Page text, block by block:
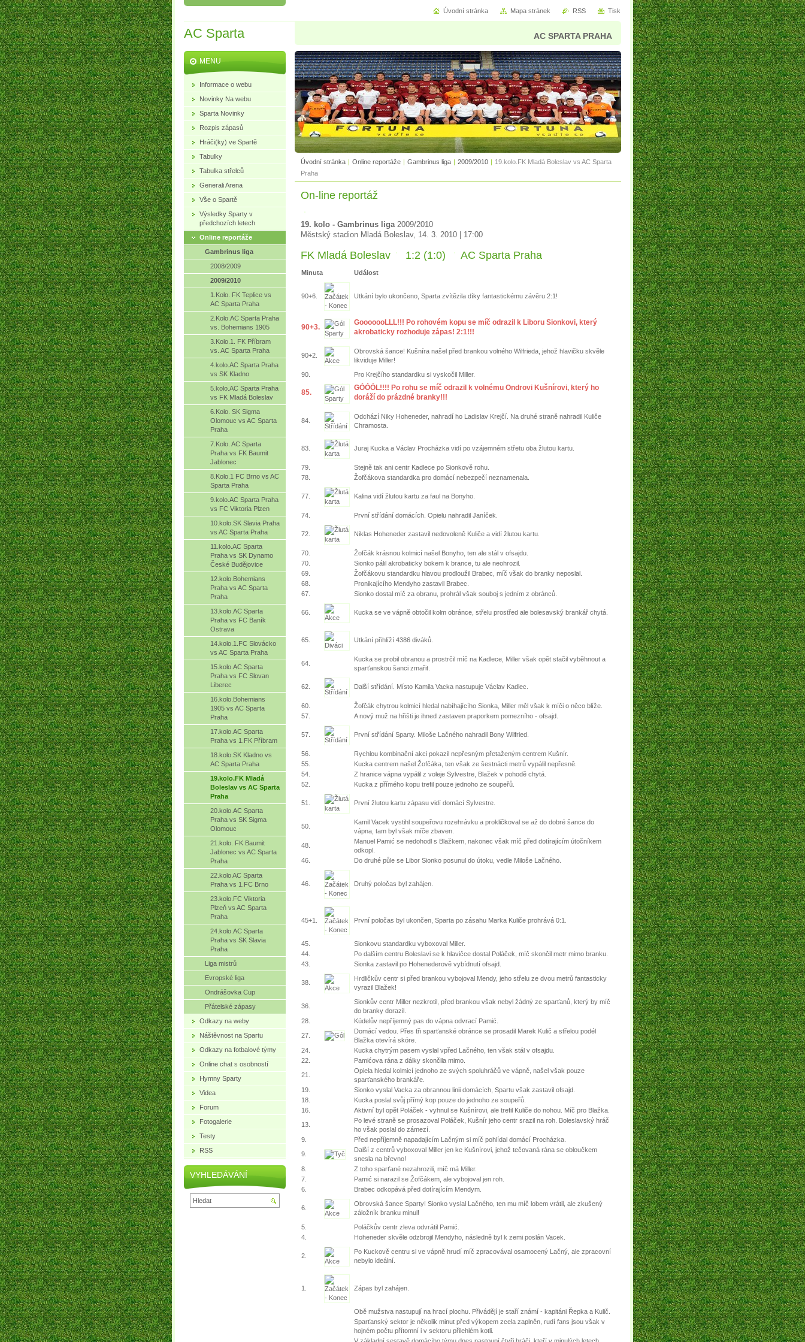
AC Sparta AC SPARTA PRAHA
Úvodní stránka | Online reportáže | Gambrinus liga | 2009/2010 | 19.kolo.FK Mladá Boleslav vs AC Sparta
Praha
On-line reportáž
19. kolo - Gambrinus liga 2009/2010
Městský stadion Mladá Boleslav, 14. 3. 2010 | 17:00
FK Mladá Boleslav 1:2 (1:0) AC Sparta Praha
Minuta Událost
90+6. Utkání bylo ukončeno, Sparta zvítězila díky fantastickému závěru 2:1!
90+3.
GooooooLLL!!! Po rohovém kopu se míč odrazil k Liboru Sionkovi, který
akrobaticky rozhoduje zápas! 2:1!!!
90+2.
Obrovská šance! Kušníra našel před brankou volného Wilfrieda, jehož hlavičku skvěle
likviduje Miller!
90.
Pro Krejčího standardku si vyskočil Miller.
85.
GÓÓÓL!!!! Po rohu se míč odrazil k volnému Ondrovi Kušnírovi, který ho
doráží do prázdné branky!!!
84.
Odchází Niky Hoheneder, nahradí ho Ladislav Krejčí. Na druhé straně nahradil Kuliče
Chramosta.
83. Juraj Kucka a Václav Procházka vidí po vzájemném střetu oba žlutou kartu.
79.
Stejně tak ani centr Kadlece po Sionkově rohu.
78.
Žofčákova standardka pro domácí nebezpečí neznamenala.
77. Kalina vidí žlutou kartu za faul na Bonyho.
74. První střídání domácích. Opielu nahradil Janíček.
72. Niklas Hoheneder zastavil nedovoleně Kuliče a vidí žlutou kartu.
70.
Žofčák krásnou kolmicí našel Bonyho, ten ale stál v ofsajdu.
70.
Sionko pálil akrobaticky bokem k brance, tu ale neohrozil.
69.
Žofčákovu standardku hlavou prodloužil Brabec, míč však do branky neposlal.
68.
Pronikajícího Mendyho zastavil Brabec.
67.
Sionko dostal míč za obranu, prohrál však souboj s jedním z obránců.
66. Kucka se ve vápně obtočil kolm obránce, střelu prostřed ale bolesavský brankář chytá.
65. Utkání přihlíží 4386 diváků.
64.
Kucka se probil obranou a prostrčil míč na Kadlece, Miller však opět stačil vyběhnout a
sparťanskou šanci zmařit.
62. Další střídání. Místo Kamila Vacka nastupuje Václav Kadlec.
60.
Žofčák chytrou kolmicí hledal nabíhajícího Sionka, Miller měl však k míči o něco blíže.
57.
A nový muž na hřišti je ihned zastaven praporkem pomezního - ofsajd.
57. První střídání Sparty. Miloše Lačného nahradil Bony Wilfried.
56.
Rychlou kombinační akci pokazil nepřesným přetaženým centrem Kušnír.
55.
Kucka centrem našel Žofčáka, ten však ze šestnácti metrů vypálil nepřesně.
54.
Z hranice vápna vypálil z voleje Sylvestre, Blažek v pohodě chytá.
52.
Kucka z přímého kopu trefil pouze jednoho ze soupeřů.
51. První žlutou kartu zápasu vidí domácí Sylvestre.
50.
Kamil Vacek vystihl soupeřovu rozehrávku a prokličkoval se až do dobré šance do
vápna, tam byl však míče zbaven.
48.
Manuel Pamić se nedohodl s Blažkem, nakonec však míč před dotírajícím útočníkem
odkopl.
46.
Do druhé půle se Libor Sionko posunul do útoku, vedle Miloše Lačného.
46. Druhý poločas byl zahájen.
45+1. První poločas byl ukončen, Sparta po zásahu Marka Kuliče prohrává 0:1.
45.
Sionkovu standardku vyboxoval Miller.
44.
Po dalším centru Boleslavi se k hlavičce dostal Poláček, míč skončil metr mimo branku.
43.
Sionka zastavil po Hohenederově vybídnutí ofsajd.
38.
Hrdličkův centr si před brankou vybojoval Mendy, jeho střelu ze dvou metrů fantasticky
vyrazil Blažek!
36.
Sionkův centr Miller nezkrotil, před brankou však nebyl žádný ze sparťanů, který by míč
do branky dorazil.
28.
Kúdelův nepříjemný pas do vápna odvrací Pamić.
27.
Domácí vedou. Přes tři sparťanské obránce se prosadil Marek Kulič a střelou podél
Blažka otevírá skóre.
24.
Kucka chytrým pasem vyslal vpřed Lačného, ten však stál v ofsajdu.
22.
Pamićova rána z dálky skončila mimo.
21.
Opiela hledal kolmicí jednoho ze svých spoluhráčů ve vápně, našel však pouze
sparťanského brankáře.
19.
Sionko vyslal Vacka za obrannou linii domácích, Spartu však zastavil ofsajd.
18.
Kucka poslal svůj přímý kop pouze do jednoho ze soupeřů.
16.
Aktivní byl opět Poláček - vyhnul se Kušnírovi, ale trefil Kuliče do nohou. Míč pro Blažka.
13.
Po levé straně se prosazoval Poláček, Kušnír jeho centr srazil na roh. Boleslavský hráč
ho však poslal do zámezí.
9.
Před nepříjemně napadajícím Lačným si míč pohlídal domácí Procházka.
9.
Další z centrů vyboxoval Miller jen ke Kušnírovi, jehož tečovaná rána se obloučkem
snesla na břevno!
8.
Z toho sparťané nezahrozili, míč má Miller.
7.
Pamić si narazil se Žofčákem, ale vybojoval jen roh.
6.
Brabec odkopává před dotírajícím Mendym.
6.
Obrovská šance Sparty! Sionko vyslal Lačného, ten mu míč lobem vrátil, ale zkušený
záložník branku minul!
5.
Poláčkův centr zleva odvrátil Pamić.
4.
Hoheneder skvěle odzbrojil Mendyho, následně byl k zemi poslán Vacek.
2.
Po Kuckově centru si ve vápně hrudí míč zpracovával osamocený Lačný, ale zpracovní
nebylo ideální.
1. Zápas byl zahájen.
Obě mužstva nastupují na hrací plochu. Přivádějí je staří známí - kapitáni Řepka a Kulič.
Sparťanský sektor je několik minut před výkopem zcela zaplněn, rudí fans jsou však v
hojném počtu přítomní i v sektoru přilehlém kotli.
MENU
Informace o webu
Novinky Na webu
Sparta Novinky
Rozpis zápasů
Hráči(ky) ve Spartě
Tabulky
Tabulka střelců
Generali Arena
Vše o Spartě
Výsledky Sparty v
předchozích letech
Online reportáže
Gambrinus liga
2008/2009
2009/2010
1.Kolo. FK Teplice vs
AC Sparta Praha
2.Kolo.AC Sparta Praha
vs. Bohemians 1905
3.Kolo.1. FK Příbram
vs. AC Sparta Praha
4.kolo.AC Sparta Praha
vs SK Kladno
5.kolo.AC Sparta Praha
vs FK Mladá Boleslav
6.Kolo. SK Sigma
Olomouc vs AC Sparta
Praha
7.Kolo. AC Sparta
Praha vs FK Baumit
Jablonec
8.Kolo.1 FC Brno vs AC
Sparta Praha
9.kolo.AC Sparta Praha
vs FC Viktoria Plzen
10.kolo.SK Slavia Praha
vs AC Sparta Praha
11.kolo.AC Sparta
Praha vs SK Dynamo
České Budějovice
12.kolo.Bohemians
Praha vs AC Sparta
Praha
13.kolo.AC Sparta
Praha vs FC Baník
Ostrava
14.kolo.1.FC Slovácko
vs AC Sparta Praha
15.kolo.AC Sparta
Praha vs FC Slovan
Liberec
16.kolo.Bohemians
1905 vs AC Sparta
Praha
17.kolo.AC Sparta
Praha vs 1.FK Příbram
18.kolo.SK Kladno vs
AC Sparta Praha
19.kolo.FK Mladá
Boleslav vs AC Sparta
Praha
20.kolo.AC Sparta
Praha vs SK Sigma
Olomouc
21.kolo. FK Baumit
Jablonec vs AC Sparta
Praha
22.kolo AC Sparta
Praha vs 1.FC Brno
23.kolo.FC Viktoria
Plzeň vs AC Sparta
Praha
24.kolo.AC Sparta
Praha vs SK Slavia
Praha
Liga mistrů
Evropské liga
Ondrášovka Cup
Přátelské zápasy
Odkazy na weby
Náštěvnost na Spartu
Odkazy na fotbalové týmy
Online chat s osobností
Hymny Sparty
Videa
Forum
Fotogalerie
Testy
RSS
VYHLEDÁVÁNÍ
Úvodní stránka Mapa stránek RSS Tisk